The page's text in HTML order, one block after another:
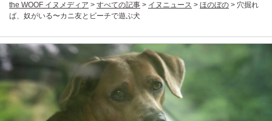
the WOOF イヌメディア > すべての記事 > イヌニュース > ほのぼの > 穴掘れ
ば、奴がいる〜カニ友とビーチで遊ぶ犬